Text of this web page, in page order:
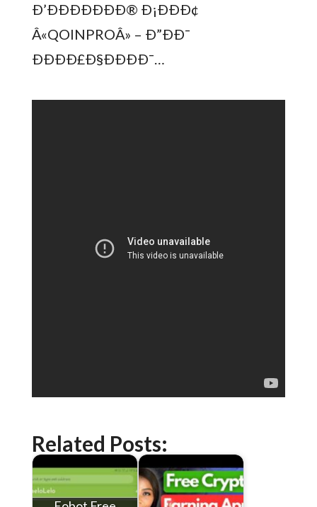
Ð’ÐÐÐÐÐÐÐ® Ð¡ÐÐÐ¢
Â«QOINPROÂ» – Ð”ÐÐ¯
ÐÐÐÐ£Ð§ÐÐÐÐ¯…
Related Posts: